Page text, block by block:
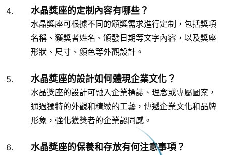
水晶獎座的定制內容有哪些？
水晶獎座可根據不同的頒獎需求進行定制，包括獎項
名稱、獲獎者姓名、頒發日期等文字內容，以及獎座
形狀、尺寸、顏色等外觀設計。
水晶獎座的設計如何體現企業文化？
水晶獎座的設計可融入企業標誌、理念或專屬圖案，
通過獨特的外觀和精緻的工藝，傳遞企業文化和品牌
形象，強化獲獎者的企業認同感。
水晶獎座的保養和存放有何注意事項？